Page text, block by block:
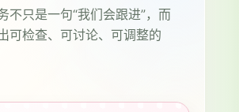
不只是一句“我们会跟进”，而
可检查、可讨论、可调整的